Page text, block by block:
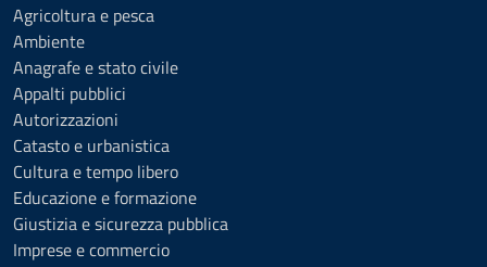
Agricoltura e pesca
Ambiente
Anagrafe e stato civile
Appalti pubblici
Autorizzazioni
Catasto e urbanistica
Cultura e tempo libero
Educazione e formazione
Giustizia e sicurezza pubblica
Imprese e commercio